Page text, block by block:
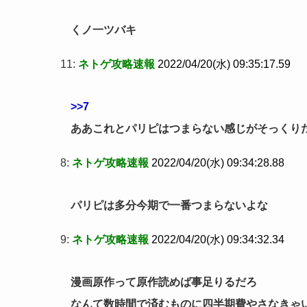
くノ一ツバキ
11: ネトゲ攻略速報 2022/04/20(水) 09:35:17.59
>>7
ああこれとパリピはつまらない感じがそっくり
8: ネトゲ攻略速報 2022/04/20(水) 09:34:28.88
パリピは多分今期で一番つまらないよな
9: ネトゲ攻略速報 2022/04/20(水) 09:34:32.34
漫画原作って原作読めば事足りるだろ
なんて数時間で済むものに四半期費やさなきゃ